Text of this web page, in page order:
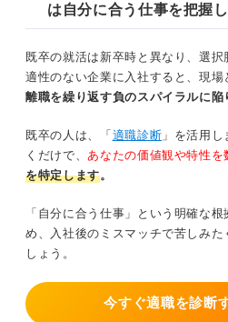
は自分に合う仕事を把握
既卒の就活は新卒時と異なり、選
適性のない企業に入社すると、現場
離職を繰り返す負のスパイラルに陥
既卒の人は、「適職診断 」を活用
くだけで、 あなたの価値観や特性を
を特定します。
「自分に合う仕事」という明確な
め、入社後のミスマッチで苦しみた
しょう。
今すぐ適職を診断